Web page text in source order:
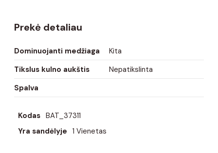
Prekė detaliau
Dominuojanti medžiaga
Kita
Tikslus kulno aukštis
Nepatikslinta
Spalva
Kodas BAT_37311
Yra sandėlyje 1 Vienetas